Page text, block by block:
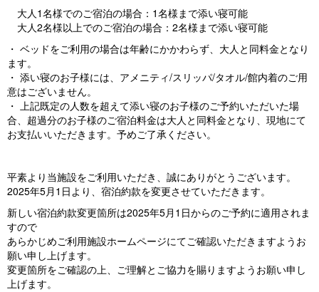
大人1名様でのご宿泊の場合：1名様まで添い寝可能
大人2名様以上でのご宿泊の場合：2名様まで添い寝可能
・ ベッドをご利用の場合は年齢にかかわらず、大人と同料金となり
ます。
・ 添い寝のお子様には、アメニティ/スリッパ/タオル/館内着のご用
意はございません。
・ 上記既定の人数を超えて添い寝のお子様のご予約いただいた場
合、超過分のお子様のご宿泊料金は大人と同料金となり、現地にて
お支払いいただきます。予めご了承ください。
平素より当施設をご利用いただき、誠にありがとうございます。
2025年5月1日より、宿泊約款を変更させていただきます。
新しい宿泊約款変更箇所は2025年5月1日からのご予約に適用されま
すので
あらかじめご利用施設ホームページにてご確認いただきますようお
願い申し上げます。
変更箇所をご確認の上、ご理解とご協力を賜りますようお願い申し
上げます。